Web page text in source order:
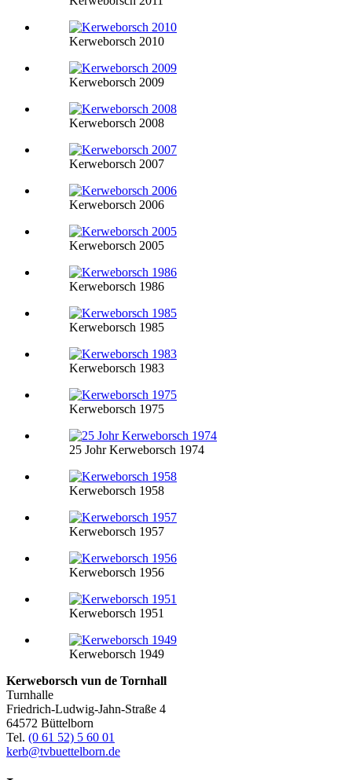
Kerweborsch 2010
Kerweborsch 2009
Kerweborsch 2008
Kerweborsch 2007
Kerweborsch 2006
Kerweborsch 2005
Kerweborsch 1986
Kerweborsch 1985
Kerweborsch 1983
Kerweborsch 1975
25 Johr Kerweborsch 1974
Kerweborsch 1958
Kerweborsch 1957
Kerweborsch 1956
Kerweborsch 1951
Kerweborsch 1949
Kerweborsch vun de Tornhall
Turnhalle
Friedrich-Ludwig-Jahn-Straße 4
64572 Büttelborn
Tel. (0 61 52) 5 60 01
kerb@tvbuettelborn.de